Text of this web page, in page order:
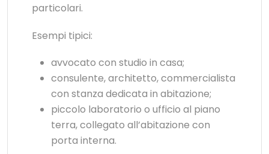
particolari.
Esempi tipici:
avvocato con studio in casa;
consulente, architetto, commercialista
con stanza dedicata in abitazione;
piccolo laboratorio o ufficio al piano
terra, collegato all’abitazione con
porta interna.